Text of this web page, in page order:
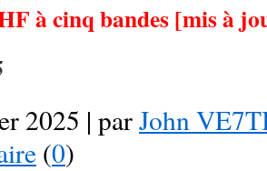
à cinq bandes [mis à
2025 | parJohn
(0)